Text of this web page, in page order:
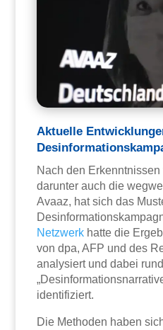
Aktuelle
Nach den
darunter auch die
Avaaz, hat sich das
Netzwerk hatte die
von dpa, AFP und des
analysiert und dabei
identifiziert.
Die Methoden haben